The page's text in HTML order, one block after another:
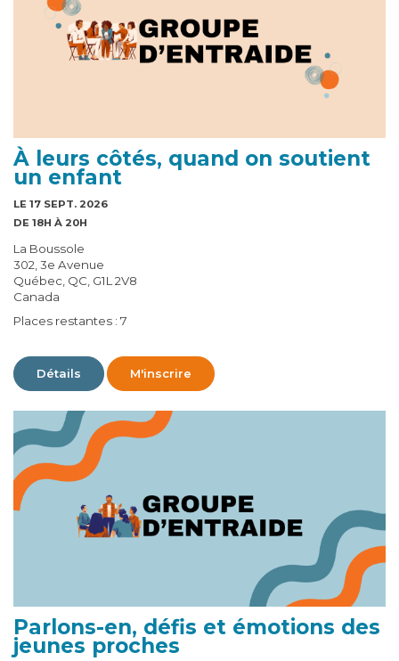
À leurs côtés, quand on soutient
un enfant
LE 17 SEPT. 2026
DE 18H À 20H
La Boussole
302, 3e Avenue
Québec, QC, G1L 2V8
Canada
Places restantes : 7
Détails M'inscrire
Parlons-en, défis et émotions des
jeunes proches